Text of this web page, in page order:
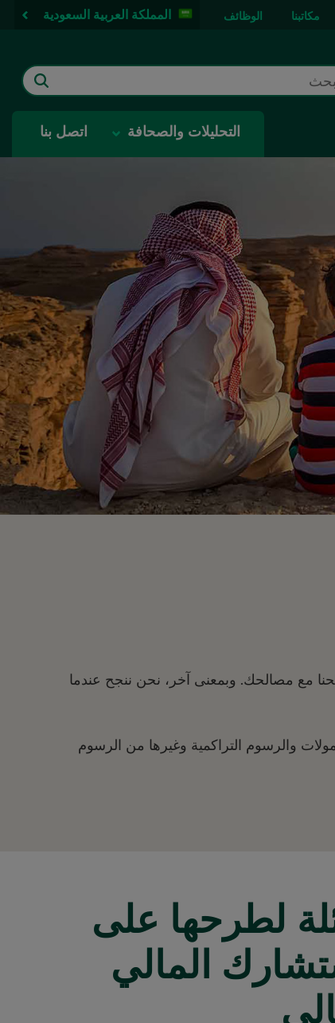
مكاتبنا الوظائف المملكة العربية السعودية
التحليلات والصحافة اتصل بنا
مع مصالحك. وبمعنى آخر، نحن ننجح عندما
والرسوم التراكمية وغيرها من الرسوم
لطرحها على
المالي